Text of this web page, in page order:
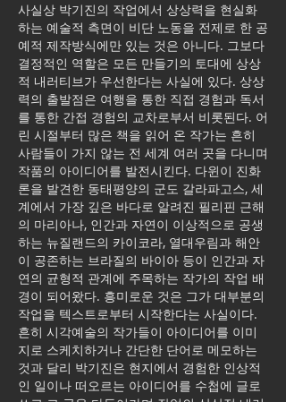
사실상 박기진의 작업에서 상상력을 현실화
하는 예술적 측면이 비단 노동을 전제로 한 공
예적 제작방식에만 있는 것은 아니다. 그보다
결정적인 역할은 모든 만들기의 토대에 상상
적 내러티브가 우선한다는 사실에 있다. 상상
력의 출발점은 여행을 통한 직접 경험과 독서
를 통한 간접 경험의 교차로부서 비롯된다. 어
린 시절부터 많은 책을 읽어 온 작가는 흔히
사람들이 가지 않는 전 세계 여러 곳을 다니며
작품의 아이디어를 발전시킨다. 다윈이 진화
론을 발견한 동태평양의 군도 갈라파고스, 세
계에서 가장 깊은 바다로 알려진 필리핀 근해
의 마리아나, 인간과 자연이 이상적으로 공생
하는 뉴질랜드의 카이코라, 열대우림과 해안
이 공존하는 브라질의 바이아 등이 인간과 자
연의 균형적 관계에 주목하는 작가의 작업 배
경이 되어왔다. 흥미로운 것은 그가 대부분의
작업을 텍스트로부터 시작한다는 사실이다.
흔히 시각예술의 작가들이 아이디어를 이미
지로 스케치하거나 간단한 단어로 메모하는
것과 달리 박기진은 현지에서 경험한 인상적
인 일이나 떠오르는 아이디어를 수첩에 글로